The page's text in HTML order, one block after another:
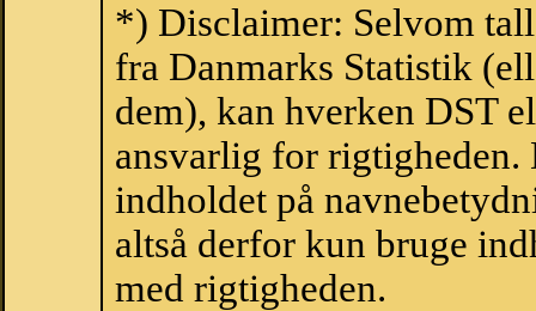
*) Disclaimer: Selvom
fra Danmarks Statistik
dem), kan hverken DST
ansvarlig for
indholdet på
altså derfor kun bruge
med rigtigheden.